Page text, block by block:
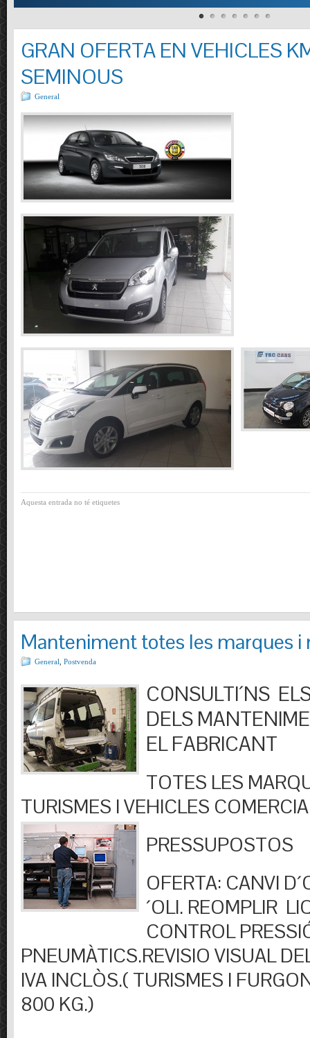
GRAN OFERTA EN VEHICLES
SEMINOUS
General
Aquesta entrada no té etiquetes
Manteniment totes les marques i
General Postvenda
CONSULTI´NS
DELS
EL FABRICANT
TOTES LES
TURISMES I VEHICLES
PRESSUPOSTOS
OFERTA: CANVI
´OLI. REOMPLIR
CONTROL
PNEUMÀTICS.REVISIO VISUAL
IVA INCLÒS.( TURISMES I
800 KG.)